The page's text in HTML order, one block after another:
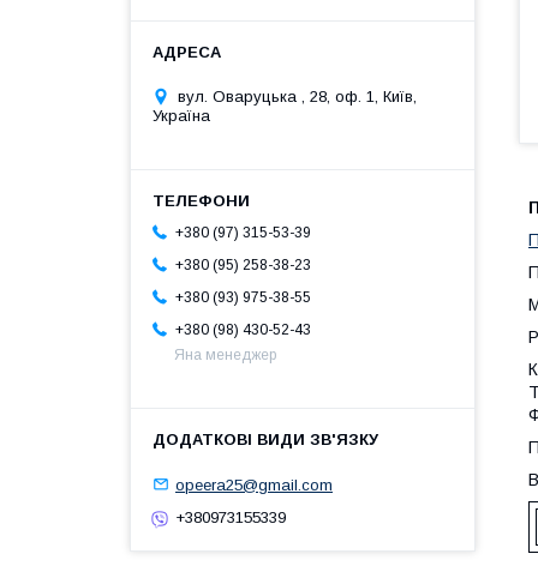
вул. Оваруцька , 28, оф. 1, Київ,
Україна
+380 (97) 315-53-39
+380 (95) 258-38-23
+380 (93) 975-38-55
+380 (98) 430-52-43
Яна менеджер
opeera25@gmail.com
+380973155339